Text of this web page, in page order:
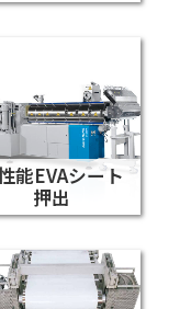
能EVAシート
押出